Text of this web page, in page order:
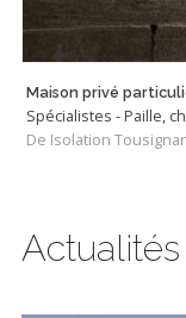
Maison privé
De Isolation